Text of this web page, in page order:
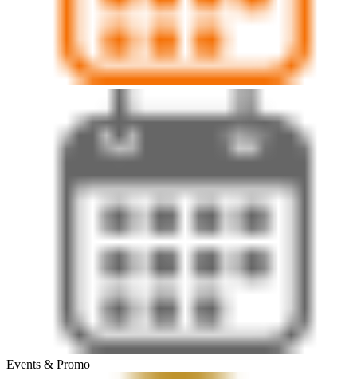
Events & Promo